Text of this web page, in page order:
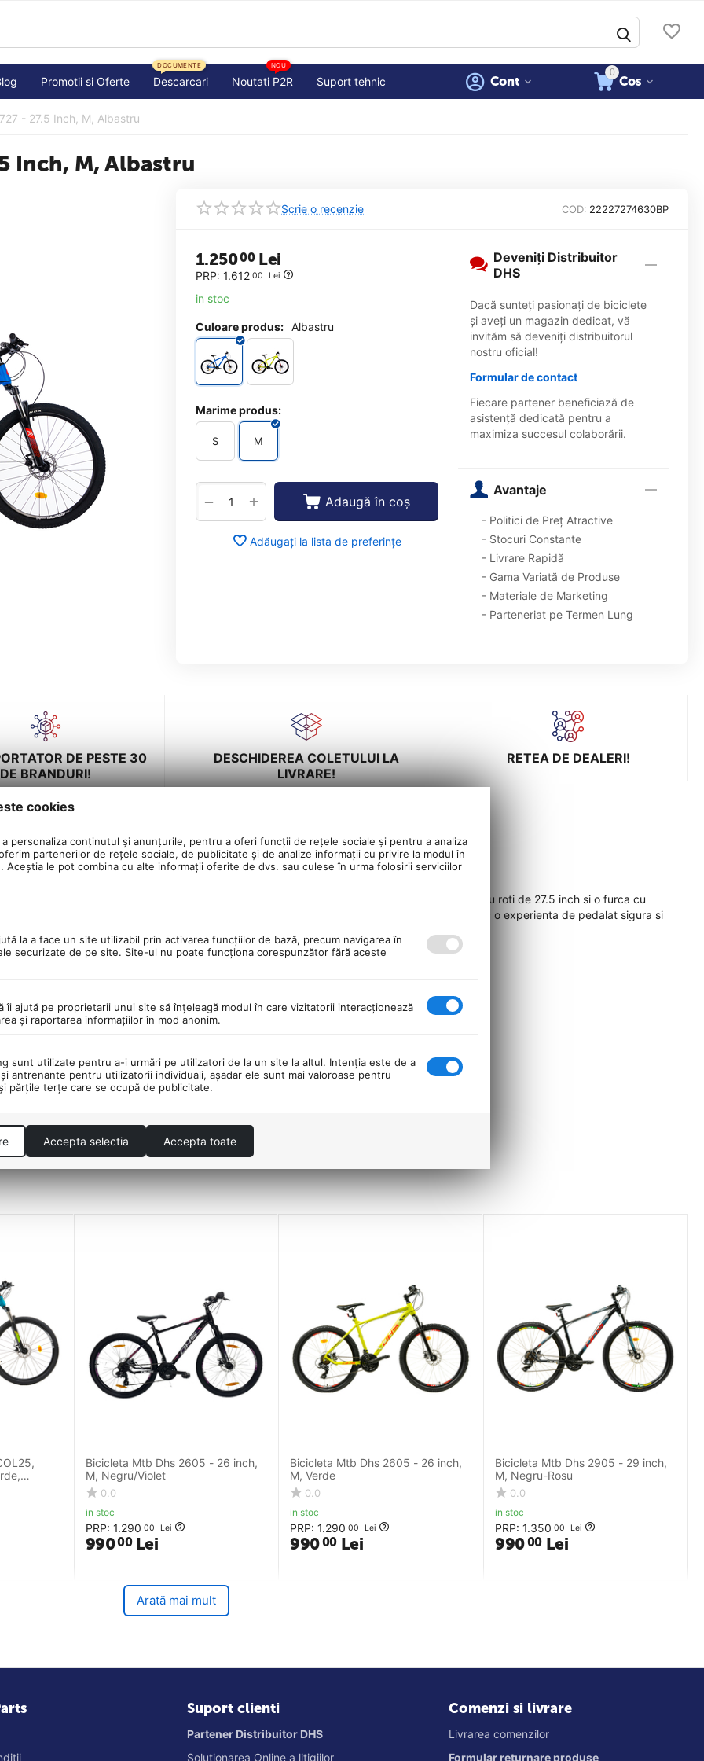
Promotii si Oferte Descarcari
DOCUMENTE
Noutati P2R
NOU
Suport tehnic
0
Cos
Cont
- 27.5 Inch, M, Albastru
Inch, M, Albastru
Scrie o recenzie COD: 22227274630BP
1.25000 Lei
PRP: 1.612 00 Lei
in stoc
Culoare produs: Albastru
Marime produs:
S M
+
− Adaugă în coș
Adăugați la lista de preferințe
Deveniți Distribuitor
DHS
Dacă sunteți pasionați de biciclete
și aveți un magazin dedicat, vă
invităm să deveniți distribuitorul
nostru oficial!
Formular de contact
Fiecare partener beneficiază de
asistență dedicată pentru a
maximiza succesul colaborării.
Avantaje
- Politici de Preț Atractive
- Stocuri Constante
- Livrare Rapidă
- Gama Variată de Produse
- Materiale de Marketing
- Parteneriat pe Termen Lung
DE PESTE 30
DE BRANDURI!
DESCHIDEREA COLETULUI LA
LIVRARE!
RETEA DE DEALERI!
off-road si aventuri montane. Construita pe un cadru din aluminiu usor si durabil, echipata cu roti de 27.5 inch si o furca cu
perfect intre confort si performanta. Este ideala pentru trasee variate si utilizatori care doresc o experienta de pedalat sigura si
intensa.
sistem MLO pentru confort sporit pe teren accidentat.
conditii.
cutie Full Box.
de utilizatori.
lina.
off-road.
si stabilitate.
sporit.
montane si iesiri in natura. Cu dotari de calitate si o constructie solida, aceasta bicicleta asigura o experienta placuta si
EF500
Cadru
Bicicleta Mtb Dhs 2605 - 26 inch,
M, Negru/Violet
0.0
in stoc
PRP: 1.290 00 Lei
99000 Lei
Bicicleta Mtb Dhs 2605 - 26 inch,
M, Verde
0.0
in stoc
PRP:1.290 00 Lei
99000 Lei
Bicicleta Mtb Dhs 2905 - 29 inch,
M, Negru-Rosu
0.0
in stoc
PRP:1.350 00 Lei
99000 Lei
Arată mai mult
Suport clienti
Partener Distribuitor DHS
Solutionarea Online a litigiilor
Comenzi si livrare
Livrarea comenzilor
Formular returnare produse
cookies
personaliza conținutul și anunțurile, pentru a oferi funcții de rețele sociale și pentru a analiza
partenerilor de rețele sociale, de publicitate și de analize informații cu privire la modul în
le pot combina cu alte informații oferite de dvs. sau culese în urma folosirii serviciilor
la a face un site utilizabil prin activarea funcţiilor de bază, precum navigarea în
securizate de pe site. Site-ul nu poate funcţiona corespunzător fără aceste
îi ajută pe proprietarii unui site să înţeleagă modul în care vizitatorii interacţionează
şi raportarea informaţiilor în mod anonim.
sunt utilizate pentru a-i urmări pe utilizatori de la un site la altul. Intenţia este de a
antrenante pentru utilizatorii individuali, aşadar ele sunt mai valoroase pentru
părţile terţe care se ocupă de publicitate.
Accepta selectia Accepta toate